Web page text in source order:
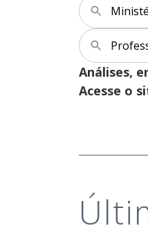
Análises,
Acesse o